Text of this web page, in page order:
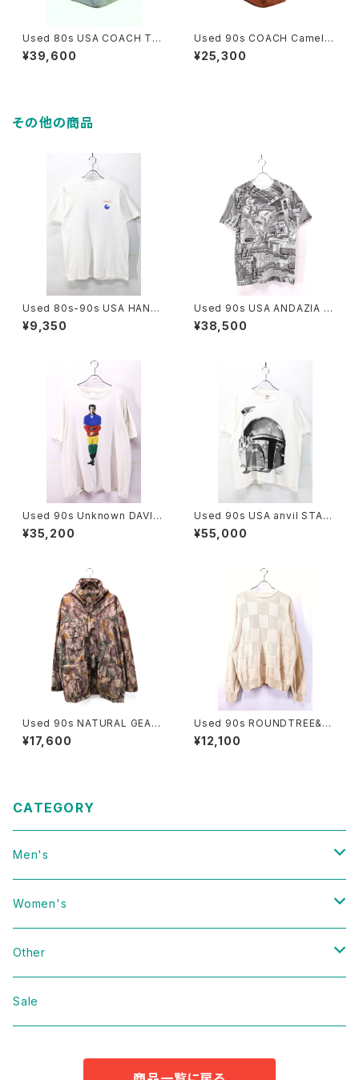
Used 80s USA COACH Tur
quoise Rare Color Fade Gr
ab Leather Big Size Shold
¥39,600
Used 90s COACH Camel B
rown Grab Leather Big Siz
e Sholder Tote Bag 古着
¥25,300
その他の商品
Used 80s-90s USA HANES
ORACLE Tech Graphic T-S
hirt Size L 古着
¥9,350
Used 90s USA ANDAZIA M
C ESCHER Relativity Trick
Art All Over Graphic T-Shir
¥38,500
Used 90s Unknown DAVID
COPPERFIELD Photo Graph
ic T-Shirt Size 2XL 相当 古
¥35,200
Used 90s USA anvil STAR
WARS BOBA FETT Big Fac
e Graphic T-Shirt Size L 古
¥55,000
Used 90s NATURAL GEAR
Beatiful Real Tree Camo F
ake Suede Mountain Parka
¥17,600
Used 90s ROUNDTREE&Y
ORKE Ivory Block Panel De
sign Cotton Knit Size L 古
¥12,100
CATEGORY
Men's
Vintage
Domestic
Jacket
Women's
Vintage
Domestic
Other
bag
Sale